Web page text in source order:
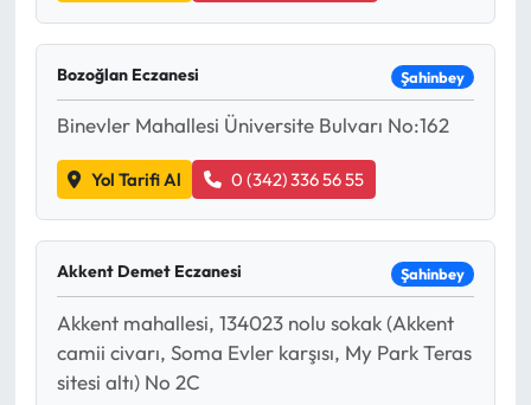
Bozoğlan Eczanesi Şahinbey
Binevler Mahallesi Üniversite Bulvarı No:162
Yol Tarifi Al 0 (342) 336 56 55
Akkent Demet Eczanesi Şahinbey
Akkent mahallesi, 134023 nolu sokak (Akkent
camii civarı, Soma Evler karşısı, My Park Teras
sitesi altı) No 2C
Sungurlu Haberleri
Turizm
Uğurludağ Haberleri
Yaşam
Yayla Haber
Yemek Tarifleri